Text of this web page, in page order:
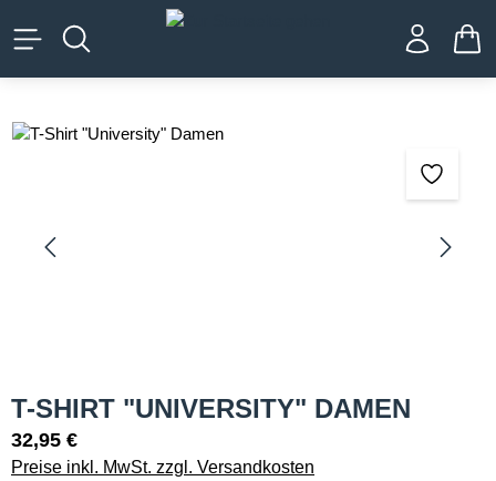
springen
Bildergalerie überspringen
T-SHIRT "UNIVERSITY" DAMEN
32,95 €
Preise inkl. MwSt. zzgl. Versandkosten